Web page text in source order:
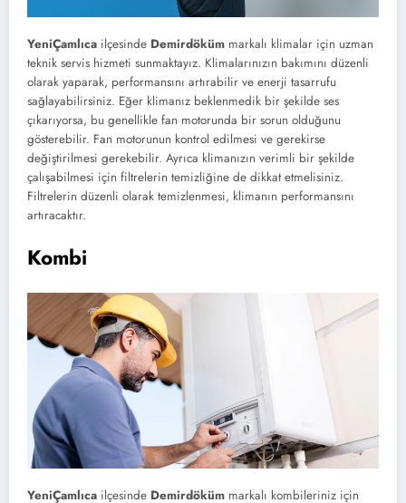
YeniÇamlıca ilçesinde Demirdöküm markalı klimalar için uzman
teknik servis hizmeti sunmaktayız. Klimalarınızın bakımını düzenli
olarak yaparak, performansını artırabilir ve enerji tasarrufu
sağlayabilirsiniz. Eğer klimanız beklenmedik bir şekilde ses
çıkarıyorsa, bu genellikle fan motorunda bir sorun olduğunu
gösterebilir. Fan motorunun kontrol edilmesi ve gerekirse
değiştirilmesi gerekebilir. Ayrıca klimanızın verimli bir şekilde
çalışabilmesi için filtrelerin temizliğine de dikkat etmelisiniz.
Filtrelerin düzenli olarak temizlenmesi, klimanın performansını
artıracaktır.
Kombi
YeniÇamlıca ilçesinde Demirdöküm markalı kombileriniz için